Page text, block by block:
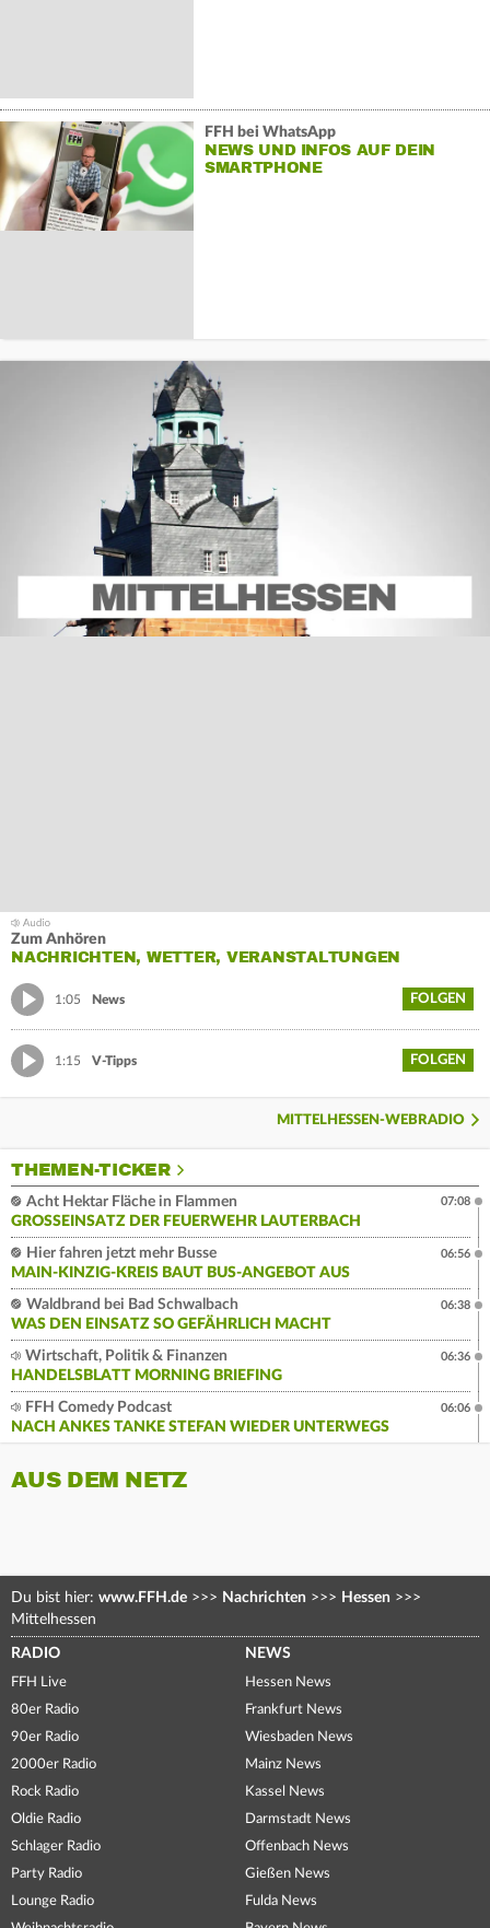
FFH bei WhatsApp
NEWS UND INFOS AUF DEIN
SMARTPHONE
Zum Anhören
NACHRICHTEN, WETTER, VERANSTALTUNGEN
1:05 News FOLGEN
1:15 V-Tipps FOLGEN
MITTELHESSEN-WEBRADIO
THEMEN-TICKER
Acht Hektar Fläche in Flammen
GROSSEINSATZ DER FEUERWEHR LAUTERBACH
07:08
Hier fahren jetzt mehr Busse
MAIN-KINZIG-KREIS BAUT BUS-ANGEBOT AUS
06:56
Waldbrand bei Bad Schwalbach
WAS DEN EINSATZ SO GEFÄHRLICH MACHT
06:38
Wirtschaft, Politik & Finanzen
HANDELSBLATT MORNING BRIEFING
06:36
FFH Comedy Podcast
NACH ANKES TANKE STEFAN WIEDER UNTERWEGS
06:06
AUS DEM NETZ
Du bist hier: www.FFH.de >>> Nachrichten >>> Hessen >>>
Mittelhessen
RADIO
FFH Live
80er Radio
90er Radio
2000er Radio
Rock Radio
Oldie Radio
Schlager Radio
Party Radio
Lounge Radio
NEWS
Hessen News
Frankfurt News
Wiesbaden News
Mainz News
Kassel News
Darmstadt News
Offenbach News
Gießen News
Fulda News